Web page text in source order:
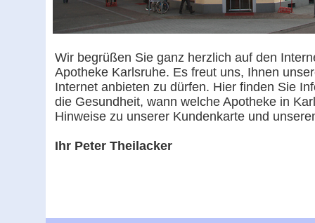
Wir begrüßen Sie ganz herzlich auf den
Apotheke Karlsruhe. Es freut uns, Ihnen
Internet anbieten zu dürfen. Hier finden Sie
die Gesundheit, wann welche Apotheke in
Hinweise zu unserer Kundenkarte und
Ihr Peter Theilacker